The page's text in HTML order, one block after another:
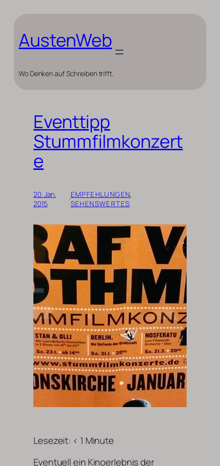
springen
AustenWeb
Wo Denken auf Schreiben trifft.
Eventtipp
Stummfilmkonzert
e
20. Jan.
2015
·EMPFEHLUNGEN
SEHENSWERTES
Lesezeit: < 1 Minute
Eventuell ein Kinoerlebnis der